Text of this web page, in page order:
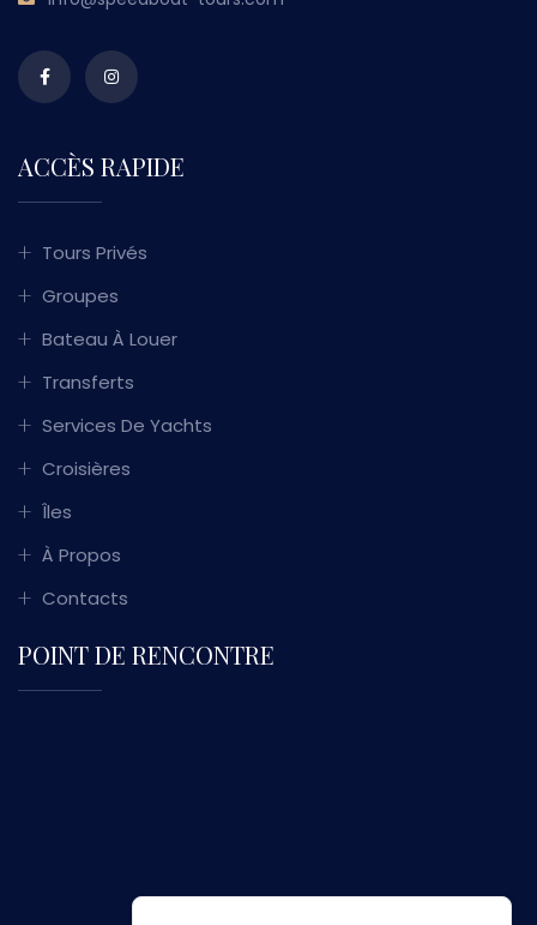
ACCÈS RAPIDE
Tours Privés
Groupes
Bateau À Louer
Transferts
Services De Yachts
Croisières
Îles
À Propos
Contacts
POINT DE RENCONTRE